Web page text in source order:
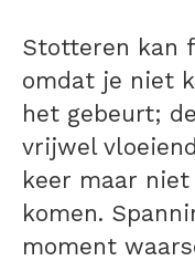
Stotteren kan
omdat je niet
het gebeurt;
vrijwel
keer maar
komen.
moment